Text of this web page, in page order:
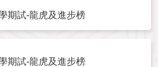
期試-龍虎及進步榜
期試-龍虎及進步榜